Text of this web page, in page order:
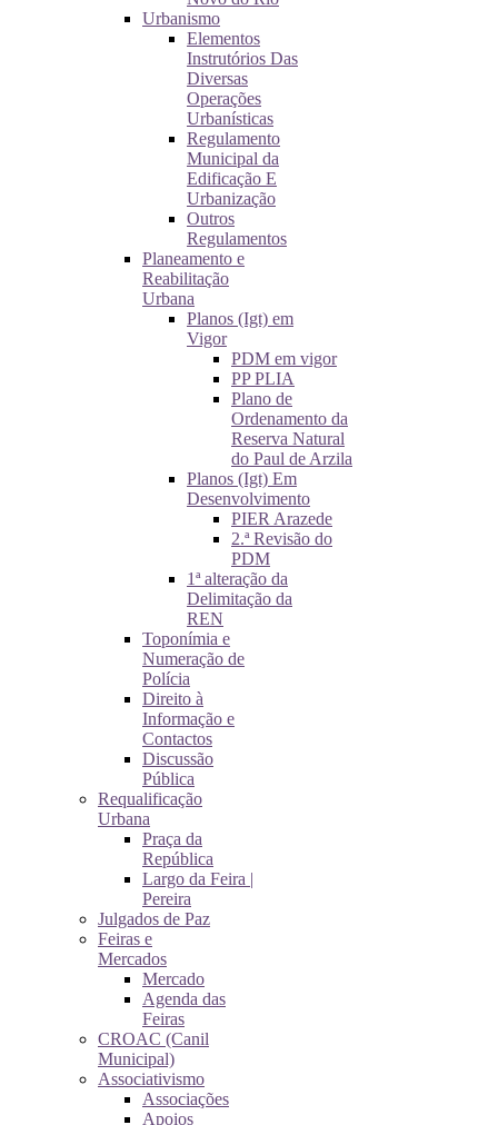
Urbanismo
Elementos
Instrutórios Das
Diversas
Operações
Urbanísticas
Regulamento
Municipal da
Edificação E
Urbanização
Outros
Regulamentos
Planeamento e
Reabilitação
Urbana
Planos (Igt) em
Vigor
PDM em vigor
PP PLIA
Plano de
Ordenamento da
Reserva Natural
do Paul de Arzila
Planos (Igt) Em
Desenvolvimento
PIER Arazede
2.ª Revisão do
PDM
1ª alteração da
Delimitação da
REN
Toponímia e
Numeração de
Polícia
Direito à
Informação e
Contactos
Discussão
Pública
Requalificação
Urbana
Praça da
República
Largo da Feira |
Pereira
Julgados de Paz
Feiras e
Mercados
Mercado
Agenda das
Feiras
CROAC (Canil
Municipal)
Associativismo
Associações
Apoios